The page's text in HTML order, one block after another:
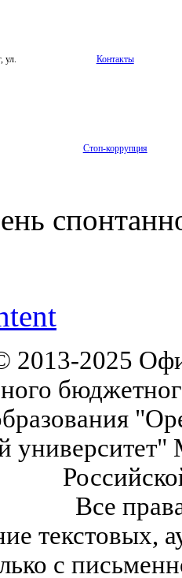
ул.
Контакты
Стоп-коррупция
2013-2025
университет"
Все
текстовых,
с